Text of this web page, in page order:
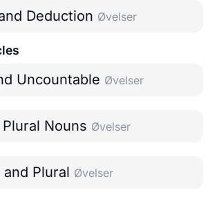
Deduction Øvelser
Uncountable Øvelser
Nouns Øvelser
Plural Øvelser